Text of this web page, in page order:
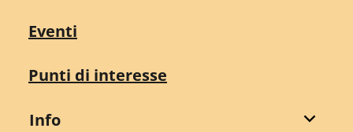
Eventi
Punti di interesse
Info